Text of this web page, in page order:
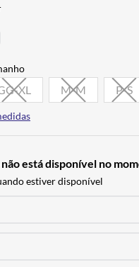
XL M-M P-S
está disponível no
estiver disponível